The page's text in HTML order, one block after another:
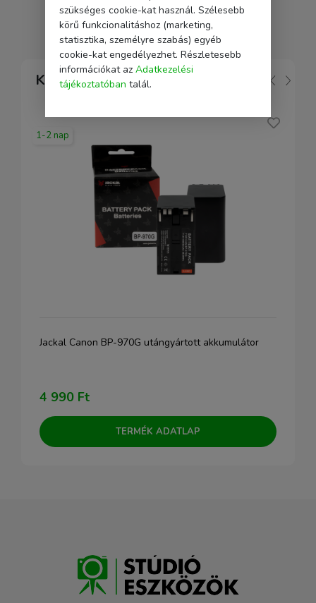
Kapcsolódó
1-2 nap
Jackal Canon BP-970G utángyártott akkumulátor
4 990 Ft
TERMÉK ADATLAP
szükséges cookie-kat használ. Szélesebb
körű funkcionalitáshoz (marketing,
statisztika, személyre szabás) egyéb
cookie-kat engedélyezhet. Részletesebb
információkat az Adatkezelési
tájékoztatóban talál.